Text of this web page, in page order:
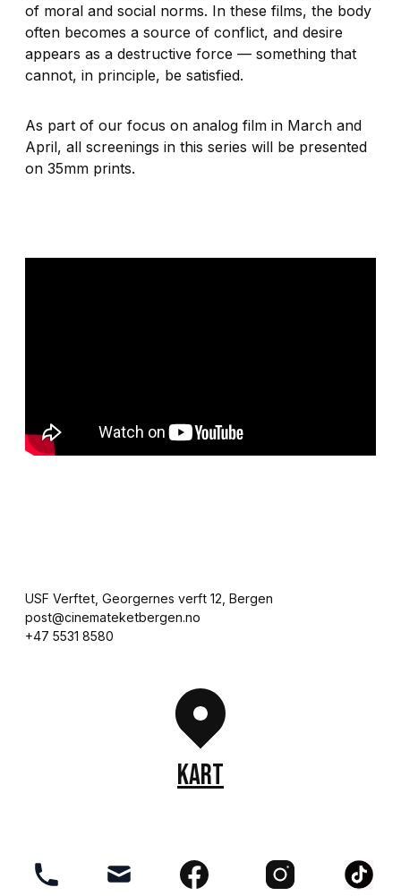
of moral and social norms. In these films, the body
often becomes a source of conflict, and desire
appears as a destructive force — something that
cannot, in principle, be satisfied.
As part of our focus on analog film in March and
April, all screenings in this series will be presented
on 35mm prints.
USF Verftet, Georgernes verft 12, Bergen
post@cinemateketbergen.no
+47 5531 8580
KART